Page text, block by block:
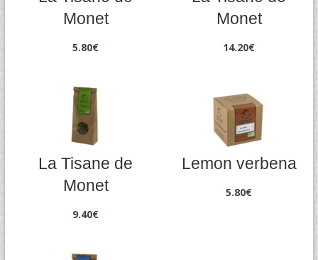
Monet
5.80€
Monet
14.20€
La Tisane de
Monet
9.40€
Lemon verbena
5.80€